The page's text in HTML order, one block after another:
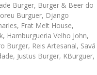
Burger, Burger & Beer do
Burguer, Django
Frat Melt House,
Hamburgueria Velho John,
Burger, Reis Artesanal, Savá
Justus Burger, KBurguer,